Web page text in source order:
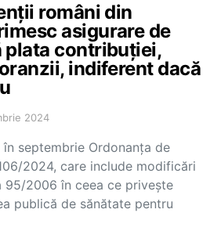
români din
asigurare de
plata contribuției,
indiferent dacă
2024
septembrie Ordonanța de
2024, care include modificări
95/2006 în ceea ce privește
publică de sănătate pentru